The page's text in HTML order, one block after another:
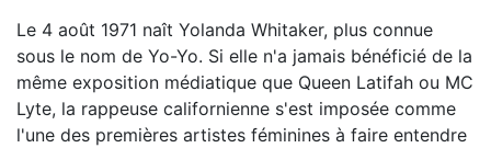
Le 4 août 1971 naît Yolanda Whitaker, plus connue
sous le nom de Yo-Yo. Si elle n'a jamais bénéficié de la
même exposition médiatique que Queen Latifah ou MC
Lyte, la rappeuse californienne s'est imposée comme
l'une des premières artistes féminines à faire entendre